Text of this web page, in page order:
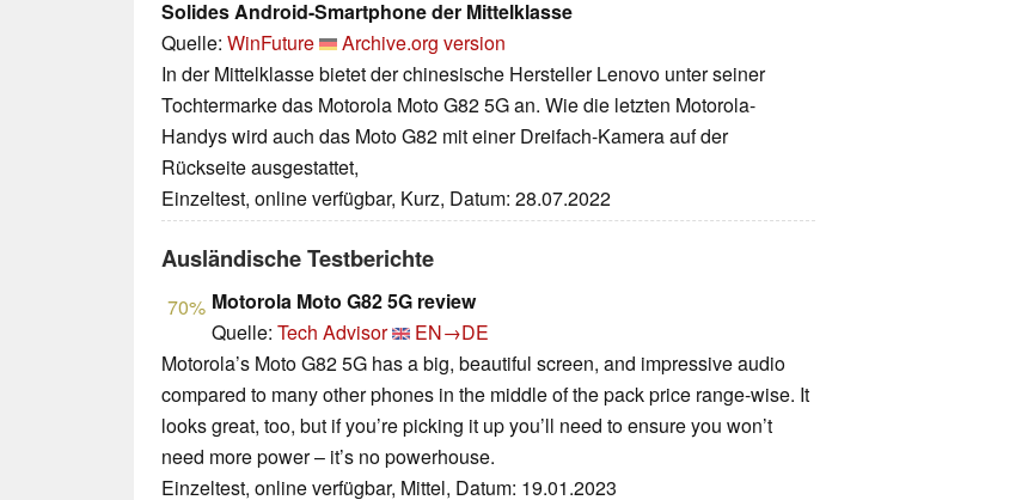
Solides Android-Smartphone der Mittelklasse
Quelle: WinFuture
Archive.org version
In der Mittelklasse bietet der chinesische Hersteller Lenovo unter seiner
Tochtermarke das Motorola Moto G82 5G an. Wie die letzten Motorola-
Handys wird auch das Moto G82 mit einer Dreifach-Kamera auf der
Rückseite ausgestattet,
Einzeltest, online verfügbar, Kurz, Datum: 28.07.2022
Ausländische Testberichte
70% Motorola Moto G82 5G review
Quelle: Tech Advisor
EN→DE
Motorola’s Moto G82 5G has a big, beautiful screen, and impressive audio
compared to many other phones in the middle of the pack price range-wise. It
looks great, too, but if you’re picking it up you’ll need to ensure you won’t
need more power – it’s no powerhouse.
Einzeltest, online verfügbar, Mittel, Datum: 19.01.2023